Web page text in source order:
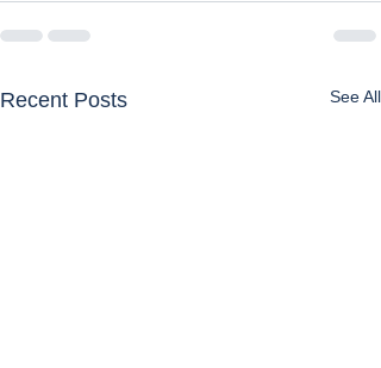
Recent Posts See All